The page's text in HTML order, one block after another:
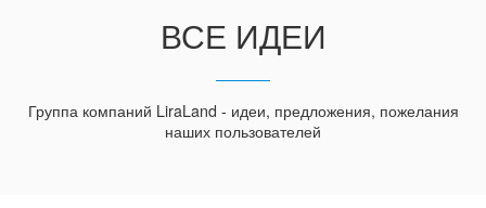
ВСЕ ИДЕИ
Группа компаний LiraLand - идеи, предложения, пожелания
наших пользователей